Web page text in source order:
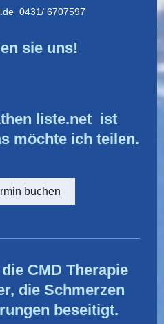
0431/ 6707597
sie uns!
liste.net ist
möchte ich teilen.
buchen
CMD Therapie
die Schmerzen
beseitigt.